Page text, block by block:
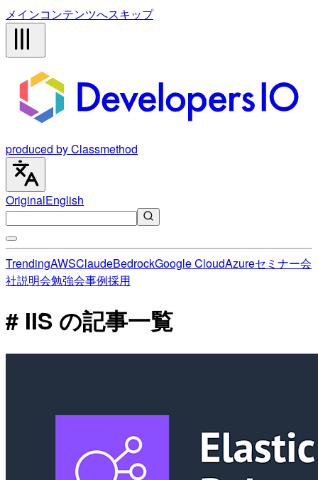
メインコンテンツへスキップ
produced by Classmethod
OriginalEnglish
TrendingAWSClaudeBedrockGoogle CloudAzureセミナー会
社説明会勉強会事例採用
# IIS の記事一覧